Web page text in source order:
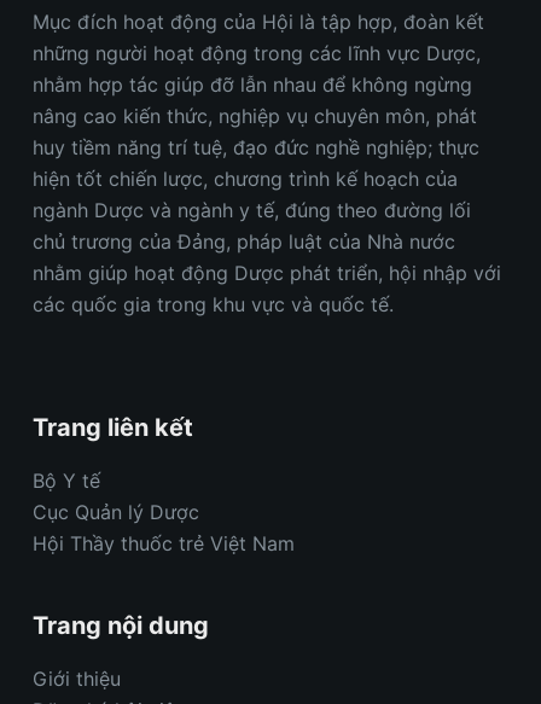
Mục đích hoạt động của Hội là tập hợp, đoàn kết
những người hoạt động trong các lĩnh vực Dược,
nhằm hợp tác giúp đỡ lẫn nhau để không ngừng
nâng cao kiến thức, nghiệp vụ chuyên môn, phát
huy tiềm năng trí tuệ, đạo đức nghề nghiệp; thực
hiện tốt chiến lược, chương trình kế hoạch của
ngành Dược và ngành y tế, đúng theo đường lối
chủ trương của Đảng, pháp luật của Nhà nước
nhằm giúp hoạt động Dược phát triển, hội nhập với
các quốc gia trong khu vực và quốc tế.
Trang liên kết
Bộ Y tế
Cục Quản lý Dược
Hội Thầy thuốc trẻ Việt Nam
Trang nội dung
Giới thiệu